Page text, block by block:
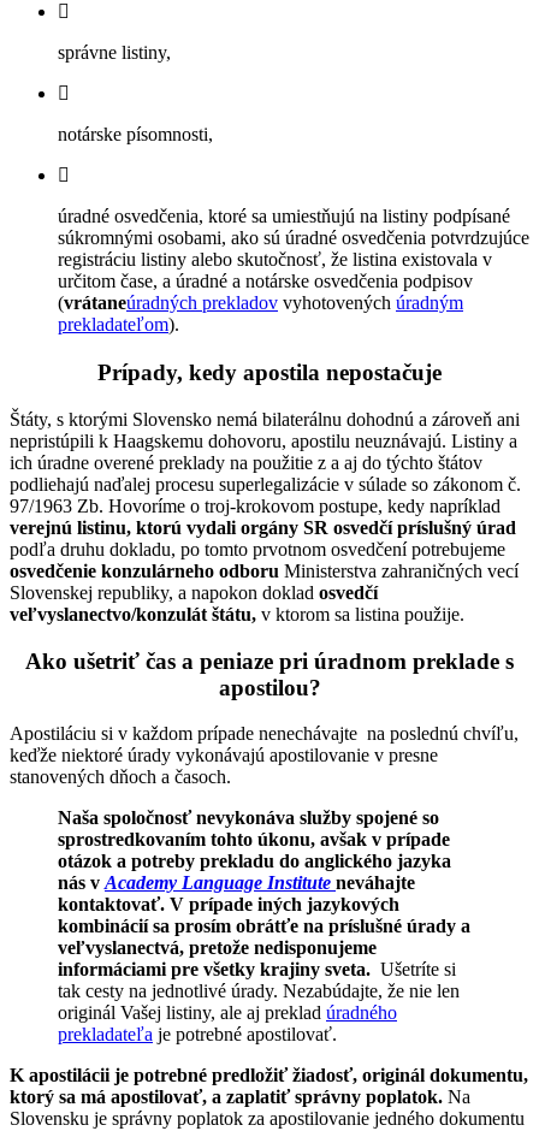
správne listiny,
notárske písomnosti,
úradné osvedčenia, ktoré sa umiestňujú na listiny podpísané
súkromnými osobami, ako sú úradné osvedčenia potvrdzujúce
registráciu listiny alebo skutočnosť, že listina existovala v
určitom čase, a úradné a notárske osvedčenia podpisov
(vrátaneúradných prekladov vyhotovených úradným
prekladateľom).
Prípady, kedy apostila nepostačuje
Štáty, s ktorými Slovensko nemá bilaterálnu dohodnú a zároveň ani
nepristúpili k Haagskemu dohovoru, apostilu neuznávajú. Listiny a
ich úradne overené preklady na použitie z a aj do týchto štátov
podliehajú naďalej procesu superlegalizácie v súlade so zákonom č.
97/1963 Zb. Hovoríme o troj-krokovom postupe, kedy napríklad
verejnú listinu, ktorú vydali orgány SR osvedčí príslušný úrad
podľa druhu dokladu, po tomto prvotnom osvedčení potrebujeme
osvedčenie konzulárneho odboru Ministerstva zahraničných vecí
Slovenskej republiky, a napokon doklad osvedčí
veľvyslanectvo/konzulát štátu, v ktorom sa listina použije.
Ako ušetriť čas a peniaze pri úradnom preklade s
apostilou?
Apostiláciu si v každom prípade nenechávajte na poslednú chvíľu,
keďže niektoré úrady vykonávajú apostilovanie v presne
stanovených dňoch a časoch.
Naša spoločnosť nevykonáva služby spojené so
sprostredkovaním tohto úkonu, avšak v prípade
otázok a potreby prekladu do anglického jazyka
nás v Academy Language Institute neváhajte
kontaktovať. V prípade iných jazykových
kombinácií sa prosím obrátťe na príslušné úrady a
veľvyslanectvá, pretože nedisponujeme
informáciami pre všetky krajiny sveta. Ušetríte si
tak cesty na jednotlivé úrady. Nezabúdajte, že nie len
originál Vašej listiny, ale aj preklad úradného
prekladateľa je potrebné apostilovať.
K apostilácii je potrebné predložiť žiadosť, originál dokumentu,
ktorý sa má apostilovať, a zaplatiť správny poplatok. Na
Slovensku je správny poplatok za apostilovanie jedného dokumentu